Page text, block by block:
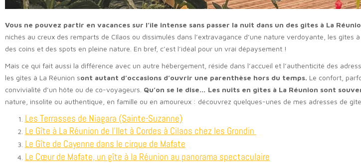
Vous ne pouvez partir en vacances sur l’île intense sans passer la nuit dans un des gîtes à La
nichés au creux des remparts de CIlaos ou dissimulés dans l’extravagance d’une nature verdoyante, les
des coins et des spots en pleine nature. En bref, c’est l’idéal pour un vrai dépaysement !
Mais ce qui fait aussi la différence avec un autre hébergement, réside dans l’accueil et l’authenticité des
les gîtes à La Réunion sont autant d’occasions d’ouvrir une parenthèse hors du temps. Le confort,
convivialité d’un hôte ou de co-voyageurs. Qu’on se le dise… Les nuits en gîtes à La Réunion sont
nature, insolite ou authentique, en famille ou en amoureux : découvrez quelques-unes de mes adresses de
Les Terrasses de Niagara (Sainte-Suzanne)
Le Gîte à La Réunion de l’Ilet à Cordes à Cilaos chez les Grondin
Le Gîte de Cayenne dans le cirque de Mafate
Le Cœur de Mafate, un gîte à la Réunion au panorama spectaculaire